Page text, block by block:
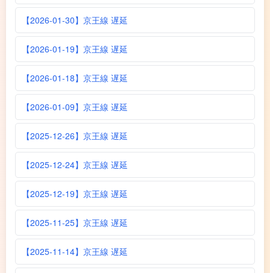
【2026-01-30】京王線 遅延
【2026-01-19】京王線 遅延
【2026-01-18】京王線 遅延
【2026-01-09】京王線 遅延
【2025-12-26】京王線 遅延
【2025-12-24】京王線 遅延
【2025-12-19】京王線 遅延
【2025-11-25】京王線 遅延
【2025-11-14】京王線 遅延